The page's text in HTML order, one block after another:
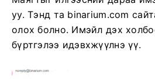
уу. Тэнд та binarium.com
олох болно. Имэйл дэх
бүртгэлээ идэвхжүүлнэ үү.